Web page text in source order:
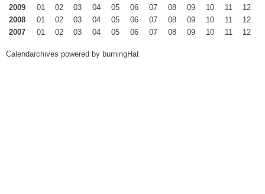
2009
01 02 03 04 05 06 07 08 09 10 11
12
2008
01 02 03 04 05 06 07 08 09 10 11
12
2007
01 02 03 04 05 06 07 08 09 10 11 12
Calendarchives powered by burningHat